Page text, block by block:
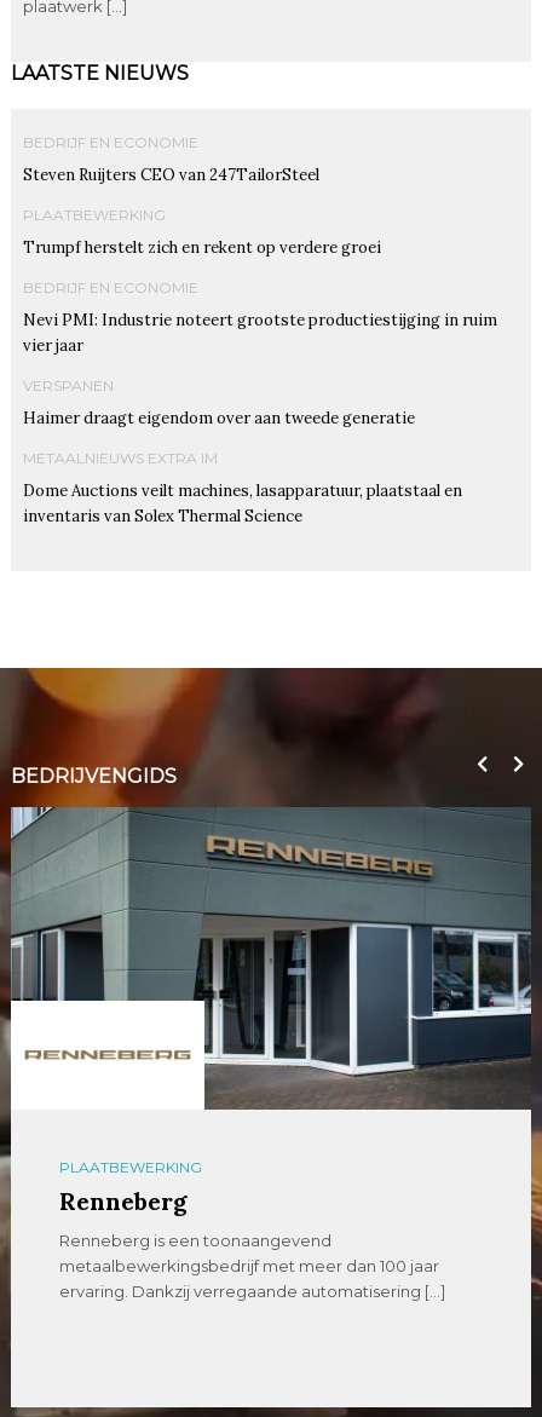
plaatwerk […]
LAATSTE NIEUWS
BEDRIJF EN ECONOMIE
Steven Ruijters CEO van 247TailorSteel
PLAATBEWERKING
Trumpf herstelt zich en rekent op verdere groei
BEDRIJF EN ECONOMIE
Nevi PMI: Industrie noteert grootste productiestijging in ruim
vier jaar
VERSPANEN
Haimer draagt eigendom over aan tweede generatie
METAALNIEUWS EXTRA IM
Dome Auctions veilt machines, lasapparatuur, plaatstaal en
inventaris van Solex Thermal Science
BEDRIJVENGIDS
PLAATBEWERKING
Renneberg
Renneberg is een toonaangevend
metaalbewerkingsbedrijf met meer dan 100 jaar
ervaring. Dankzij verregaande automatisering […]